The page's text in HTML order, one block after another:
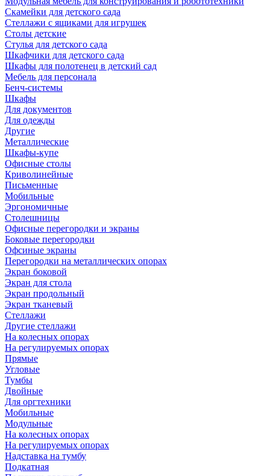
Скамейки для детского сада
Стеллажи с ящиками для игрушек
Столы детские
Стулья для детского сада
Шкафчики для детского сада
Шкафы для полотенец в детский сад
Мебель для персонала
Бенч-системы
Шкафы
Для документов
Для одежды
Другие
Металлические
Шкафы-купе
Офисные столы
Криволинейные
Письменные
Мобильные
Эргономичные
Столешницы
Офисные перегородки и экраны
Боковые перегородки
Офсиные экраны
Перегородки на металлических опорах
Экран боковой
Экран для стола
Экран продольный
Экран тканевый
Стеллажи
Другие стеллажи
На колесных опорах
На регулируемых опорах
Прямые
Угловые
Тумбы
Двойные
Для оргтехники
Мобильные
Модульные
На колесных опорах
На регулируемых опорах
Надставка на тумбу
Подкатная